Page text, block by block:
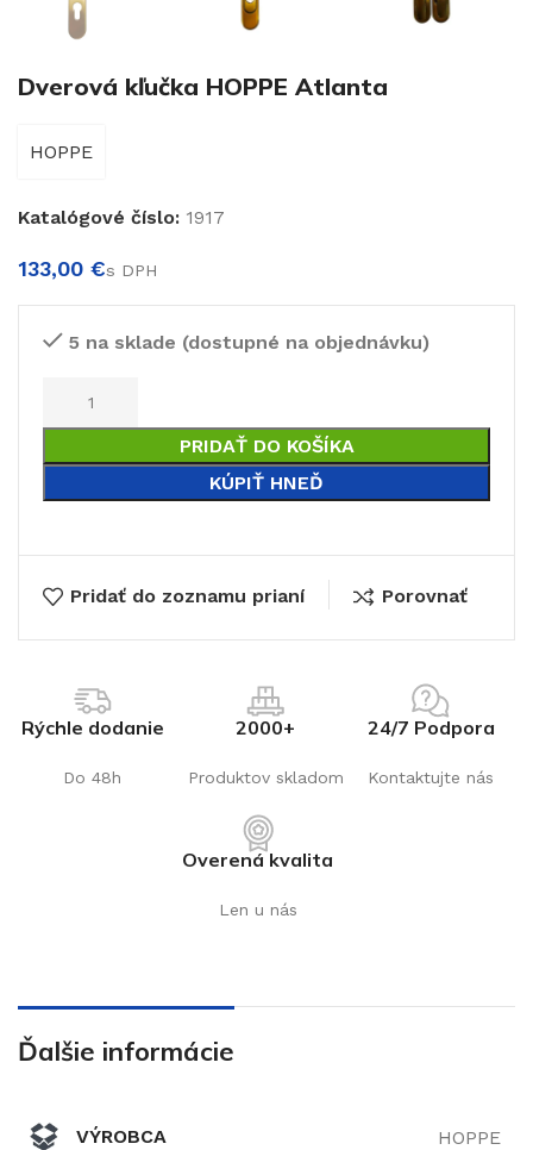
Dverová kľučka HOPPE Atlanta
HOPPE
Katalógové číslo: 1917
€
5 na sklade (dostupné na objednávku)
PRIDAŤ DO KOŠÍKA
KÚPIŤ HNEĎ
Pridať do zoznamu prianí Porovnať
Rýchle dodanie
Do 48h
2000+
Produktov skladom
24/7 Podpora
Kontaktujte nás
Overená kvalita
Len u nás
Ďalšie informácie
VÝROBCA HOPPE
€